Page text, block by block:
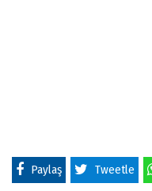
Paylaş Tweetle